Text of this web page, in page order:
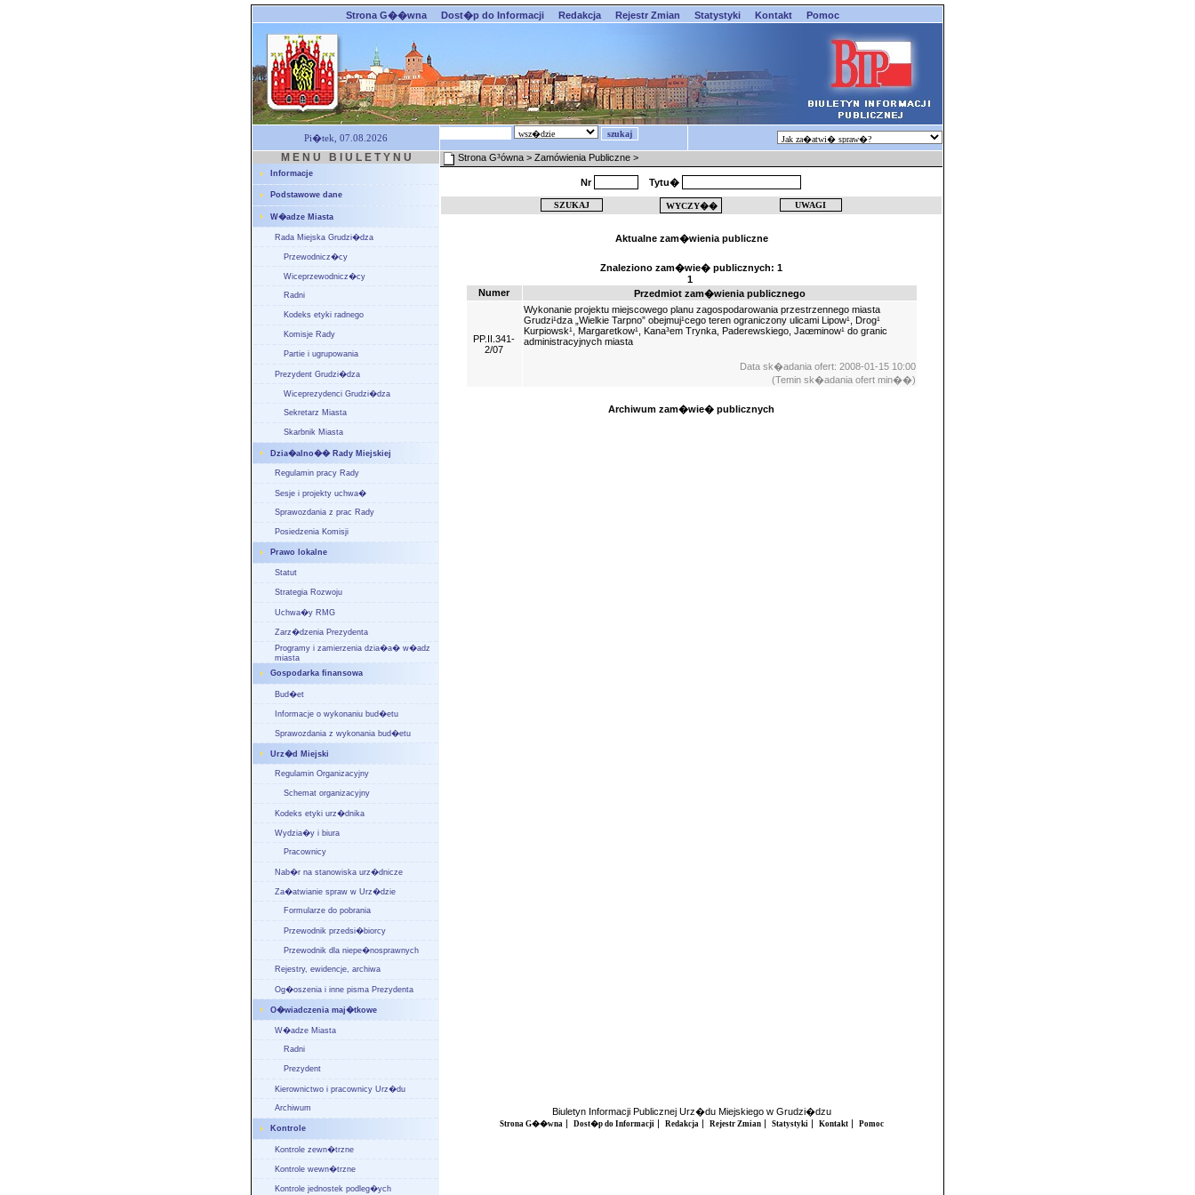
Strona G��wna Dost�p do Informacji Redakcja Rejestr Zmian Statystyki Kontakt Pomoc
Pi�tek, 07.08.2026
M E N U B I U L E T Y N U
Informacje
Podstawowe dane
W�adze Miasta
Rada Miejska Grudzi�dza
Przewodnicz�cy
Wiceprzewodnicz�cy
Radni
Kodeks etyki radnego
Komisje Rady
Partie i ugrupowania
Prezydent Grudzi�dza
Wiceprezydenci Grudzi�dza
Sekretarz Miasta
Skarbnik Miasta
Dzia�alno�� Rady Miejskiej
Regulamin pracy Rady
Sesje i projekty uchwa�
Sprawozdania z prac Rady
Posiedzenia Komisji
Prawo lokalne
Statut
Strategia Rozwoju
Uchwa�y RMG
Zarz�dzenia Prezydenta
Programy i zamierzenia dzia�a� w�adz
miasta
Gospodarka finansowa
Bud�et
Informacje o wykonaniu bud�etu
Sprawozdania z wykonania bud�etu
Urz�d Miejski
Regulamin Organizacyjny
Schemat organizacyjny
Kodeks etyki urz�dnika
Wydzia�y i biura
Pracownicy
Nab�r na stanowiska urz�dnicze
Za�atwianie spraw w Urz�dzie
Formularze do pobrania
Przewodnik przedsi�biorcy
Przewodnik dla niepe�nosprawnych
Rejestry, ewidencje, archiwa
Og�oszenia i inne pisma Prezydenta
O�wiadczenia maj�tkowe
W�adze Miasta
Radni
Prezydent
Kierownictwo i pracownicy Urz�du
Archiwum
Kontrole
Kontrole zewn�trzne
Kontrole wewn�trzne
Kontrole jednostek podleg�ych
Strona G³ówna > Zamówienia Publiczne >
Nr Tytu�
Aktualne zam�wienia publiczne
Znaleziono zam�wie� publicznych: 1
1
Numer
Przedmiot zam�wienia publicznego
PP.II.341-
2/07
Wykonanie projektu miejscowego planu zagospodarowania przestrzennego miasta
Grudzi¹dza „Wielkie Tarpno” obejmuj¹cego teren ograniczony ulicami Lipow¹, Drog¹
Kurpiowsk¹, Margaretkow¹, Kana³em Trynka, Paderewskiego, Jaœminow¹ do granic
administracyjnych miasta
Data sk�adania ofert: 2008-01-15 10:00
(Temin sk�adania ofert min��)
Archiwum zam�wie� publicznych
Biuletyn Informacji Publicznej Urz�du Miejskiego w Grudzi�dzu
Strona G��wna | Dost�p do Informacji | Redakcja | Rejestr Zmian| Statystyki | Kontakt| Pomoc